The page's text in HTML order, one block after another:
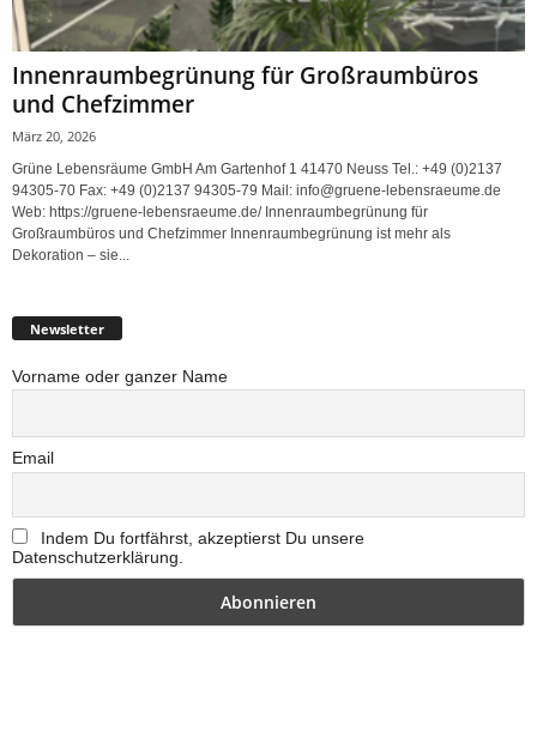
Innenraumbegrünung für Großraumbüros
und Chefzimmer
März 20, 2026
Grüne Lebensräume GmbH Am Gartenhof 1 41470 Neuss Tel.: +49 (0)2137
94305-70 Fax: +49 (0)2137 94305-79 Mail: info@gruene-lebensraeume.de
Web: https://gruene-lebensraeume.de/ Innenraumbegrünung für
Großraumbüros und Chefzimmer Innenraumbegrünung ist mehr als
Dekoration – sie...
Newsletter
Vorname oder ganzer Name
Email
Indem Du fortfährst, akzeptierst Du unsere
Datenschutzerklärung.